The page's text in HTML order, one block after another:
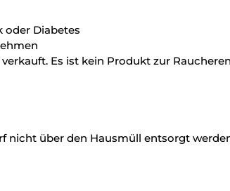
oder Diabetes
Es ist kein Produkt zur
nicht über den Hausmüll entsorgt